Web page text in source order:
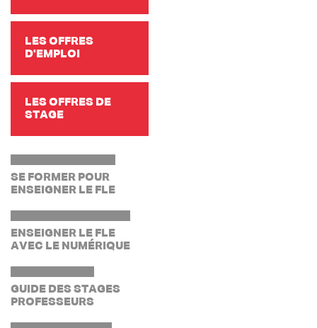
LES OFFRES
D'EMPLOI
LES OFFRES DE
STAGE
SE FORMER POUR
ENSEIGNER LE FLE
ENSEIGNER LE FLE
AVEC LE NUMÉRIQUE
GUIDE DES STAGES
PROFESSEURS